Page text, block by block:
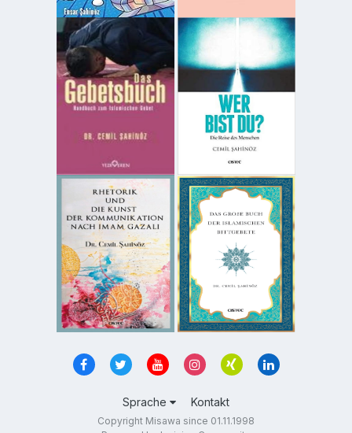
Sprache Kontakt
Copyright Misawa since 01.11.1998